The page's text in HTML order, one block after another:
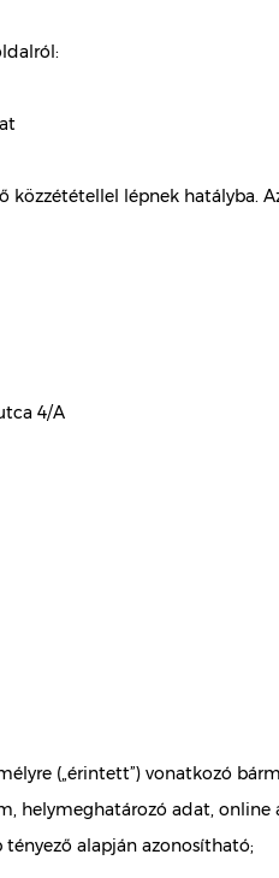
lépnek hatályba.
4/A
(„érintett”) vonatkozó
helymeghatározó adat,
tényező alapján azonosítható;